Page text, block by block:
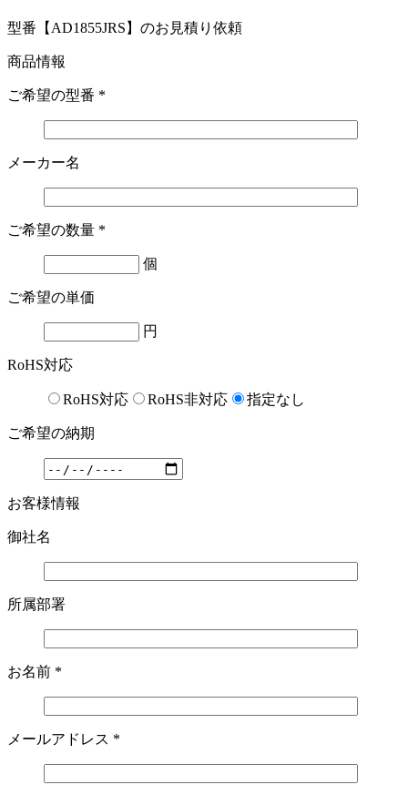
型番【AD1855JRS】のお見積り依頼
商品情報
ご希望の型番 *
メーカー名
ご希望の数量 *
個
ご希望の単価
円
RoHS対応
RoHS対応 RoHS非対応 指定なし
ご希望の納期
お客様情報
御社名
所属部署
お名前 *
メールアドレス *